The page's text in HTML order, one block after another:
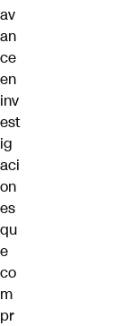
av
an
ce
en
inv
est
ig
aci
on
es
qu
e
co
m
pr